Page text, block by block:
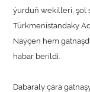
ýurduň wekilleri, şol
Türkmenistandaky
Naýçen hem
habar berildi.
Dabaraly çärä